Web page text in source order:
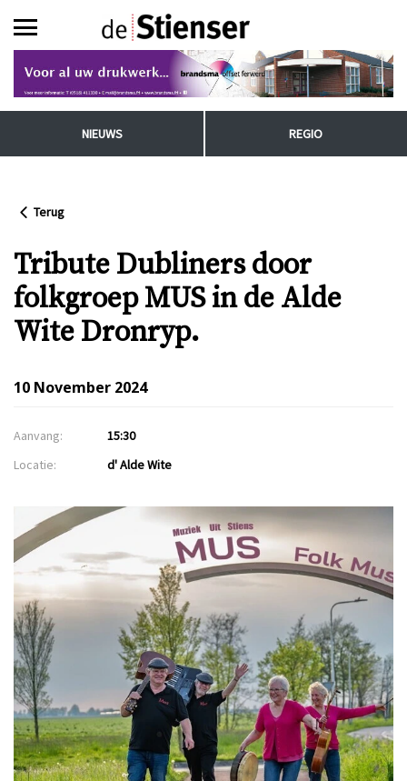
NIEUWS REGIO
Terug
Tribute Dubliners door
folkgroep MUS in de Alde
Wite Dronryp.
10 November 2024
Aanvang:
15:30
Locatie:
d' Alde Wite